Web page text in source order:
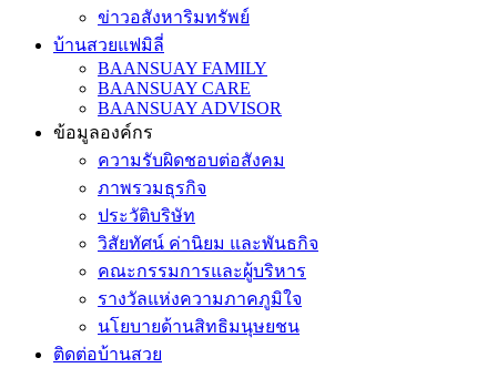
ข่าวอสังหาริมทรัพย์
บ้านสวยแฟมิลี่
BAANSUAY FAMILY
BAANSUAY CARE
BAANSUAY ADVISOR
ข้อมูลองค์กร
ความรับผิดชอบต่อสังคม
ภาพรวมธุรกิจ
ประวัติบริษัท
วิสัยทัศน์ ค่านิยม และพันธกิจ
คณะกรรมการและผู้บริหาร
รางวัลแห่งความภาคภูมิใจ
นโยบายด้านสิทธิมนุษยชน
ติดต่อบ้านสวย